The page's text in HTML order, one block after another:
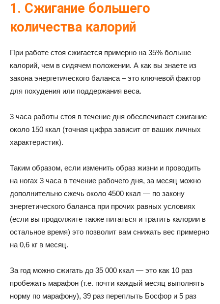
1. Сжигание большего
количества калорий
При работе стоя сжигается примерно на 35% больше
калорий, чем в сидячем положении. А как вы знаете из
закона энергетического баланса – это ключевой фактор
для похудения или поддержания веса.
3 часа работы стоя в течение дня обеспечивает сжигание
около 150 ккал (точная цифра зависит от ваших личных
характеристик).
Таким образом, если изменить образ жизни и проводить
на ногах 3 часа в течение рабочего дня, за месяц можно
дополнительно сжечь около 4500 ккал — по закону
энергетического баланса при прочих равных условиях
(если вы продолжите также питаться и тратить калории в
остальное время) это позволит вам снижать вес примерно
на 0,6 кг в месяц.
За год можно сжигать до 35 000 ккал — это как 10 раз
пробежать марафон (т.е. почти каждый месяц выполнять
норму по марафону), 39 раз переплыть Босфор и 5 раз